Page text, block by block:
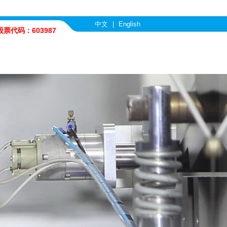
中文 English
票代码：603987
行业优势